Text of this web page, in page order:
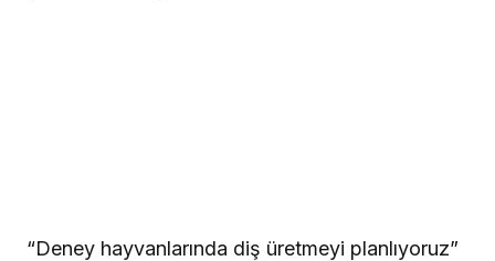
“Deney hayvanlarında diş üretmeyi planlıyoruz”